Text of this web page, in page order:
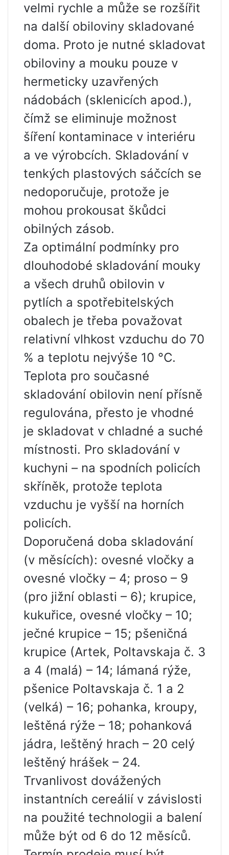
velmi rychle a může se rozšířit
na další obiloviny skladované
doma. Proto je nutné skladovat
obiloviny a mouku pouze v
hermeticky uzavřených
nádobách (sklenicích apod.),
čímž se eliminuje možnost
šíření kontaminace v interiéru
a ve výrobcích. Skladování v
tenkých plastových sáčcích se
nedoporučuje, protože je
mohou prokousat škůdci
obilných zásob.
Za optimální podmínky pro
dlouhodobé skladování mouky
a všech druhů obilovin v
pytlích a spotřebitelských
obalech je třeba považovat
relativní vlhkost vzduchu do 70
% a teplotu nejvýše 10 °C.
Teplota pro současné
skladování obilovin není přísně
regulována, přesto je vhodné
je skladovat v chladné a suché
místnosti. Pro skladování v
kuchyni – na spodních policích
skříněk, protože teplota
vzduchu je vyšší na horních
policích.
Doporučená doba skladování
(v měsících): ovesné vločky a
ovesné vločky – 4; proso – 9
(pro jižní oblasti – 6); krupice,
kukuřice, ovesné vločky – 10;
ječné krupice – 15; pšeničná
krupice (Artek, Poltavskaja č. 3
a 4 (malá) – 14; lámaná rýže,
pšenice Poltavskaja č. 1 a 2
(velká) – 16; pohanka, kroupy,
leštěná rýže – 18; pohanková
jádra, leštěný hrach – 20 celý
leštěný hrášek – 24.
Trvanlivost dovážených
instantních cereálií v závislosti
na použité technologii a balení
může být od 6 do 12 měsíců.